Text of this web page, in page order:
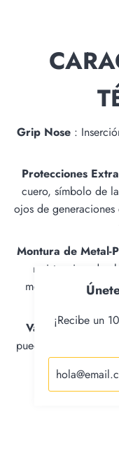
Grip Nose:
Protecciones
cuero, símbolo de
ojos de
Montura de Metal-
resistencia y
metálicas de
Varillas Finas
pueden ajustarse
¡Recibe un